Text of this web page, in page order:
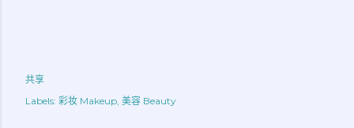
共享
Labels: 彩妆 Makeup 美容 Beauty